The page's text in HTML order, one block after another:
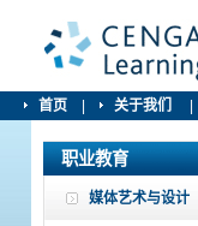
首页 关于我们
职业教育
媒体艺术与设计